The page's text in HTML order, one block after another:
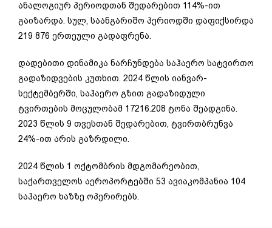
ანალოგიურ პერიოდთან შედარებით 114%-ით
გაიზარდა. სულ, საანგარიშო პერიოდში დაფიქსირდა
219 876 ერთეული გადაფრენა.
დადებითი დინამიკა ნარჩუნდება საჰაერო სატვირთო
გადაზიდვების კუთხით. 2024 წლის იანვარ-
სექტემბერში, საჰაერო გზით გადაზიდული
ტვირთების მოცულობამ 17216.208 ტონა შეადგინა.
2023 წლის 9 თვესთან შედარებით, ტვირთბრუნვა
24%-ით არის გაზრდილი.
2024 წლის 1 ოქტომბრის მდგომარეობით,
საქართველოს აეროპორტებში 53 ავიაკომპანია 104
საჰაერო ხაზზე ოპერირებს.